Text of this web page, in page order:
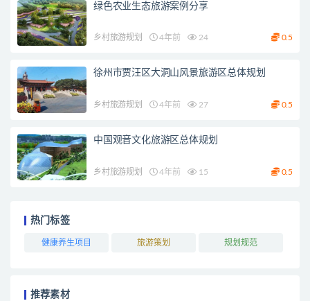
绿色农业生态旅游案例分享
乡村旅游规划 4年前 24 0.5
徐州市贾汪区大洞山风景旅游区总体规划
乡村旅游规划 4年前 27 0.5
中国观音文化旅游区总体规划
乡村旅游规划 4年前 15 0.5
热门标签
健康养生项目 旅游策划 规划规范
推荐素材